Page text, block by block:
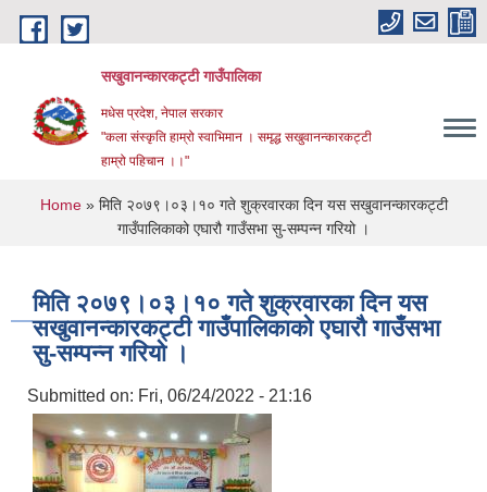
Skip to main content
सखुवानन्कारकट्टी गाउँपालिका
मधेस प्रदेश, नेपाल सरकार
"कला संस्कृति हाम्रो स्वाभिमान । समृद्ध सखुवानन्कारकट्टी
हाम्रो पहिचान ।।"
You are here
Home» मिति २०७९।०३।१० गते शुक्रवारका दिन यस सखुवानन्कारकट्टी
गाउँपालिकाको एघारौ‌ गाउँसभा सु-सम्पन्न गरियो ।
मिति २०७९।०३।१० गते शुक्रवारका दिन यस
सखुवानन्कारकट्टी गाउँपालिकाको एघारौ‌ गाउँसभा
सु-सम्पन्न गरियो ।
Submitted on: Fri, 06/24/2022 - 21:16